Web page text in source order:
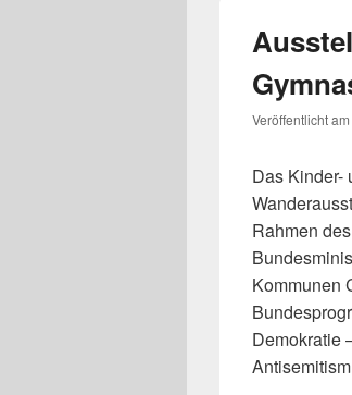
Veröffentlicht am
Das Kinder-
Rahmen
Kommunen
Demokratie